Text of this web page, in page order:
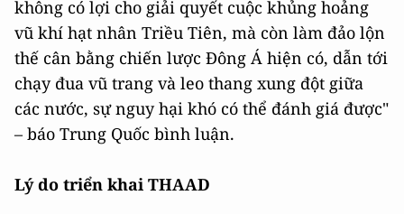
không có lợi cho giải quyết cuộc khủng hoảng
vũ khí hạt nhân Triều Tiên, mà còn làm đảo lộn
thế cân bằng chiến lược Đông Á hiện có, dẫn tới
chạy đua vũ trang và leo thang xung đột giữa
các nước, sự nguy hại khó có thể đánh giá được"
– báo Trung Quốc bình luận.
Lý do triển khai THAAD